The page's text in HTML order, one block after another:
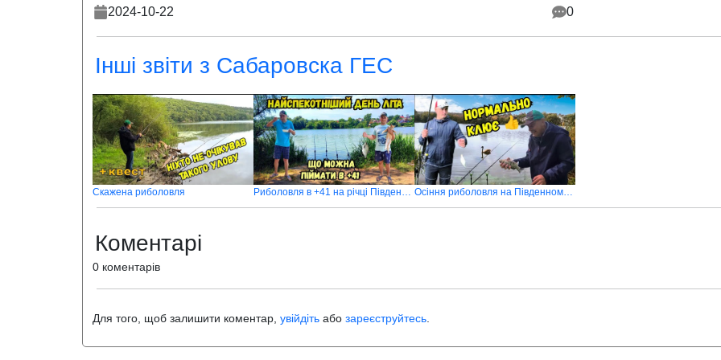
2024-10-22 0
Інші звіти з Сабаровска ГЕС
Скажена риболовля Риболовля в +41 на річці Південний Буг Осіння риболовля на Південному бузі
Коментарі
0 коментарів
Для того, щоб залишити коментар, увійдіть або зареєструйтесь